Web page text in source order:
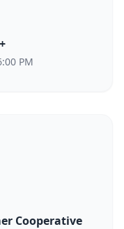
+96598888355
PM
Cooperative